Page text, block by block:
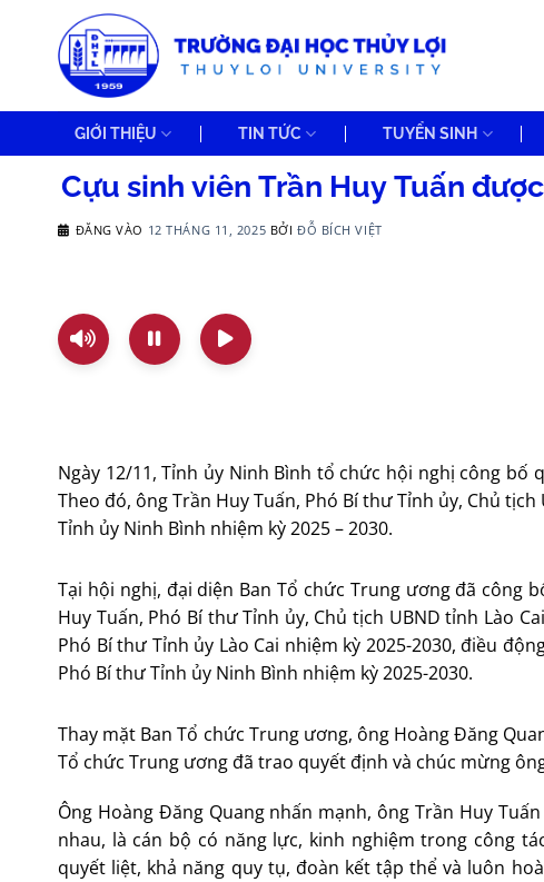
GIỚI THIỆU TIN TỨC TUYỂN SINH
Cựu sinh viên Trần Huy Tuấn
ĐĂNG VÀO 12 THÁNG 11, 2025 BỞI ĐỖ BÍCH VIỆT
Ngày 12/11, Tỉnh ủy Ninh Bình tổ chức hội nghị công
Theo đó, ông Trần Huy Tuấn, Phó Bí thư Tỉnh ủy, Chủ
Tỉnh ủy Ninh Bình nhiệm kỳ 2025 – 2030.
Tại hội nghị, đại diện Ban Tổ chức Trung ương đã công
Huy Tuấn, Phó Bí thư Tỉnh ủy, Chủ tịch UBND tỉnh Lào
Phó Bí thư Tỉnh ủy Lào Cai nhiệm kỳ 2025-2030, điều
Phó Bí thư Tỉnh ủy Ninh Bình nhiệm kỳ 2025-2030.
Thay mặt Ban Tổ chức Trung ương, ông Hoàng Đăng
Tổ chức Trung ương đã trao quyết định và chúc mừng
Ông Hoàng Đăng Quang nhấn mạnh, ông Trần Huy
nhau, là cán bộ có năng lực, kinh nghiệm trong công
quyết liệt, khả năng quy tụ, đoàn kết tập thể và luôn